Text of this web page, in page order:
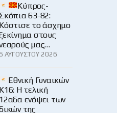
Κύπρος-
Σκόπια 63-82:
Κόστισε το άσχημο
στους
μας…
6 ΑΥΓΟΎΣΤΟΥ 2026
Εθνική Γυναικών
Κ16: Η τελική
12αδα ενόψει των
της